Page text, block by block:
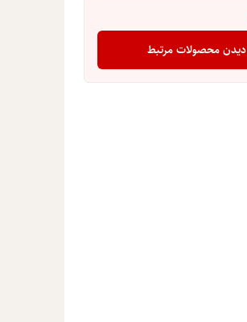
دیدن محصولات مرتبط